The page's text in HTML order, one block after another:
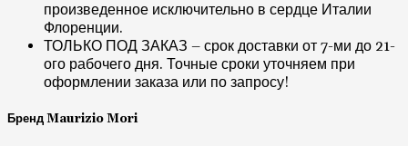
произведенное исключительно в сердце Италии
Флоренции.
ТОЛЬКО ПОД ЗАКАЗ – срок доставки от 7-ми до 21-
ого рабочего дня. Точные сроки уточняем при
оформлении заказа или по запросу!
Бренд Maurizio Mori